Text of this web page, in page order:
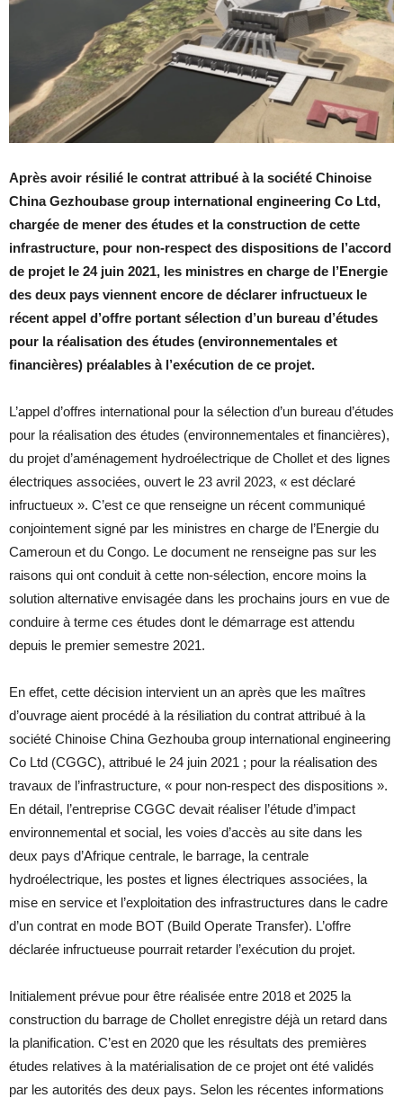
Après avoir résilié le contrat attribué à la société Chinoise
China Gezhoubase group international engineering Co Ltd,
chargée de mener des études et la construction de cette
infrastructure, pour non-respect des dispositions de l’accord
de projet le 24 juin 2021, les ministres en charge de l’Energie
des deux pays viennent encore de déclarer infructueux le
récent appel d’offre portant sélection d’un bureau d’études
pour la réalisation des études (environnementales et
financières) préalables à l’exécution de ce projet.
L’appel d’offres international pour la sélection d’un bureau d’études
pour la réalisation des études (environnementales et financières),
du projet d’aménagement hydroélectrique de Chollet et des lignes
électriques associées, ouvert le 23 avril 2023, « est déclaré
infructueux ». C’est ce que renseigne un récent communiqué
conjointement signé par les ministres en charge de l’Energie du
Cameroun et du Congo. Le document ne renseigne pas sur les
raisons qui ont conduit à cette non-sélection, encore moins la
solution alternative envisagée dans les prochains jours en vue de
conduire à terme ces études dont le démarrage est attendu
depuis le premier semestre 2021.
En effet, cette décision intervient un an après que les maîtres
d’ouvrage aient procédé à la résiliation du contrat attribué à la
société Chinoise China Gezhouba group international engineering
Co Ltd (CGGC), attribué le 24 juin 2021 ; pour la réalisation des
travaux de l’infrastructure, « pour non-respect des dispositions ».
En détail, l’entreprise CGGC devait réaliser l’étude d’impact
environnemental et social, les voies d’accès au site dans les
deux pays d’Afrique centrale, le barrage, la centrale
hydroélectrique, les postes et lignes électriques associées, la
mise en service et l’exploitation des infrastructures dans le cadre
d’un contrat en mode BOT (Build Operate Transfer). L’offre
déclarée infructueuse pourrait retarder l’exécution du projet.
Initialement prévue pour être réalisée entre 2018 et 2025 la
construction du barrage de Chollet enregistre déjà un retard dans
la planification. C’est en 2020 que les résultats des premières
études relatives à la matérialisation de ce projet ont été validés
par les autorités des deux pays. Selon les récentes informations